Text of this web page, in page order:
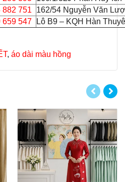
882 751
162/54 Nguyễn Văn
659 547 Lô B9 – KQH Hàn
, áo dài màu hồng